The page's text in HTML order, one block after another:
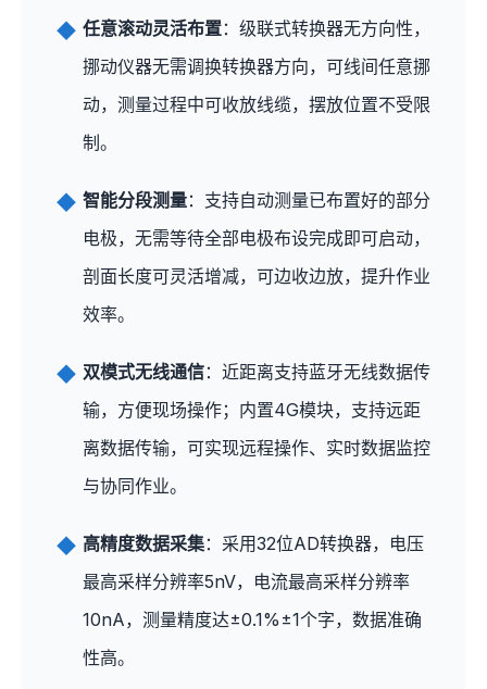
任意滚动灵活布置：级联式转换器无方向性，
挪动仪器无需调换转换器方向，可线间任意挪
动，测量过程中可收放线缆，摆放位置不受限
制。
智能分段测量：支持自动测量已布置好的部分
电极，无需等待全部电极布设完成即可启动，
剖面长度可灵活增减，可边收边放，提升作业
效率。
双模式无线通信：近距离支持蓝牙无线数据传
输，方便现场操作；内置4G模块，支持远距
离数据传输，可实现远程操作、实时数据监控
与协同作业。
高精度数据采集：采用32位AD转换器，电压
最高采样分辨率5nV，电流最高采样分辨率
10nA，测量精度达±0.1%±1个字，数据准确
性高。